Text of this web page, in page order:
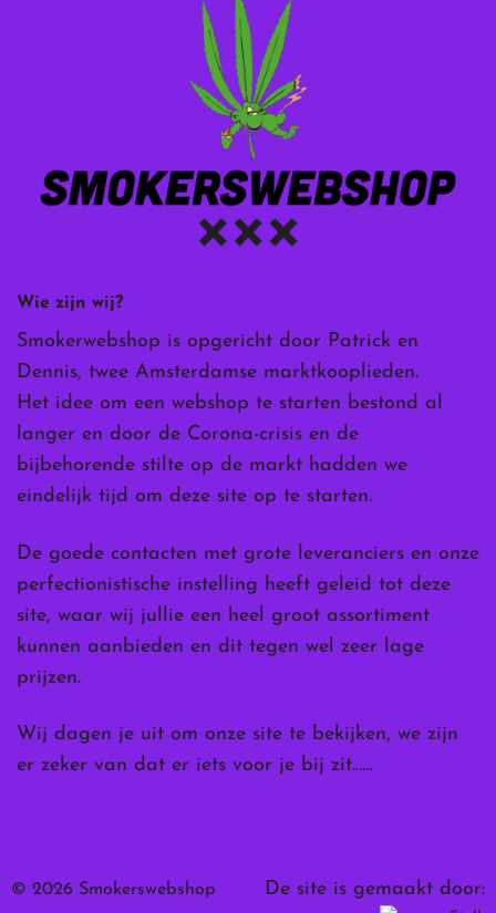
Wie zijn wij?
Smokerwebshop is opgericht door Patrick en
Dennis, twee Amsterdamse marktkooplieden.
Het idee om een webshop te starten bestond al
langer en door de Corona-crisis en de
bijbehorende stilte op de markt hadden we
eindelijk tijd om deze site op te starten.
De goede contacten met grote leveranciers en onze
perfectionistische instelling heeft geleid tot deze
site, waar wij jullie een heel groot assortiment
kunnen aanbieden en dit tegen wel zeer lage
prijzen.
Wij dagen je uit om onze site te bekijken, we zijn
er zeker van dat er iets voor je bij zit……
© 2026 Smokerswebshop De site is gemaakt door: